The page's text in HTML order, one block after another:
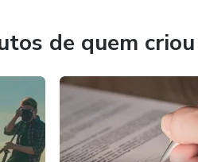
de quem